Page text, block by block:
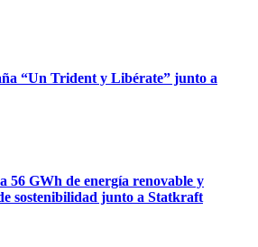
“Un Trident y Libérate” junto a
56 GWh de energía renovable y
sostenibilidad junto a Statkraft